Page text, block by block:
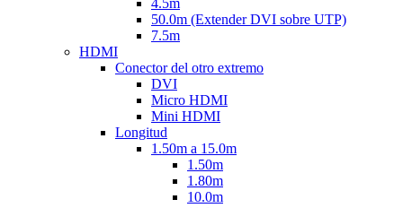
4.5m
50.0m (Extender DVI sobre UTP)
7.5m
HDMI
Conector del otro extremo
DVI
Micro HDMI
Mini HDMI
Longitud
1.50m a 15.0m
1.50m
1.80m
10.0m